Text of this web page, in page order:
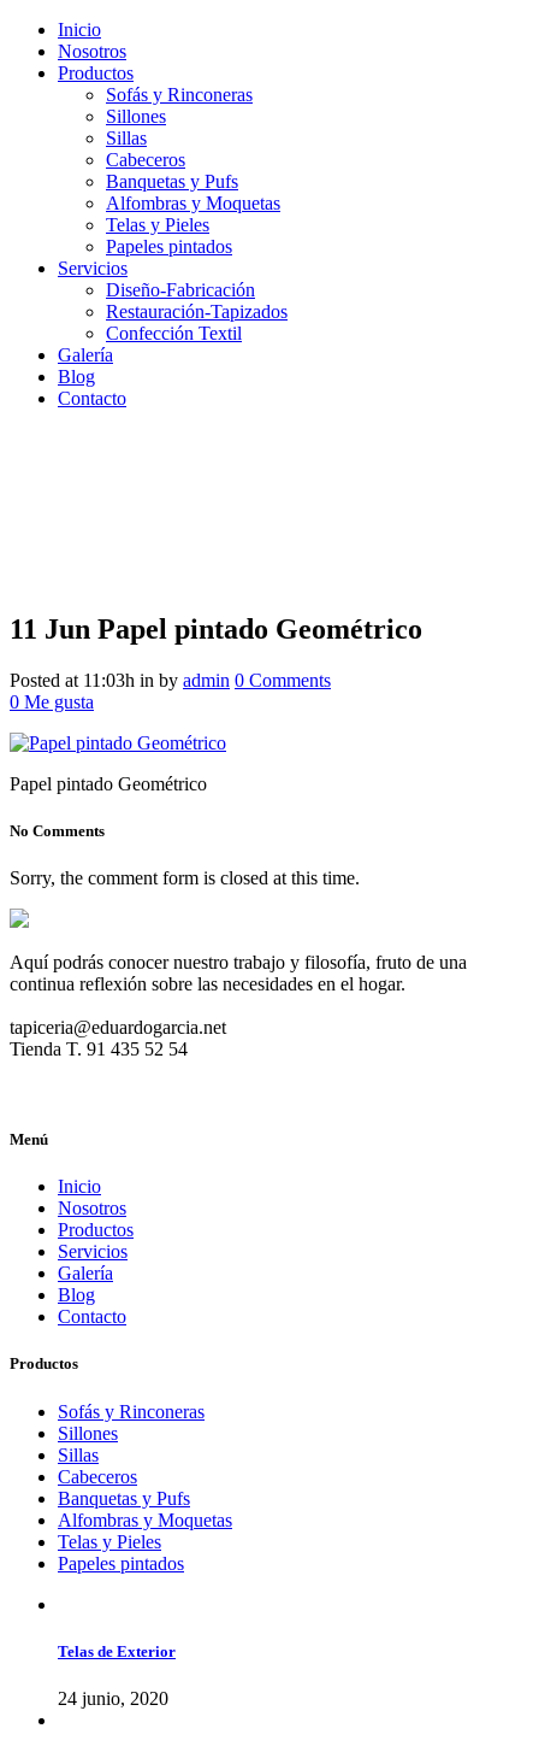
Inicio
Nosotros
Productos
Sofás y Rinconeras
Sillones
Sillas
Cabeceros
Banquetas y Pufs
Alfombras y Moquetas
Telas y Pieles
Papeles pintados
Servicios
Diseño-Fabricación
Restauración-Tapizados
Confección Textil
Galería
Blog
Contacto
Papel pintado Geométrico
11 Jun Papel pintado Geométrico
Posted at 11:03h in by admin 0 Comments
0 Me gusta
Papel pintado Geométrico
No Comments
Sorry, the comment form is closed at this time.
Aquí podrás conocer nuestro trabajo y filosofía, fruto de una
continua reflexión sobre las necesidades en el hogar.
tapiceria@eduardogarcia.net
Tienda T. 91 435 52 54
Menú
Inicio
Nosotros
Productos
Servicios
Galería
Blog
Contacto
Productos
Sofás y Rinconeras
Sillones
Sillas
Cabeceros
Banquetas y Pufs
Alfombras y Moquetas
Telas y Pieles
Papeles pintados
Telas de Exterior
24 junio, 2020